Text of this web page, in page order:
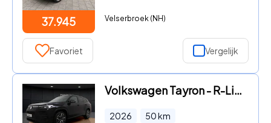
37.945 Velserbroek (NH)
Favoriet Vergelijk
Volkswagen Tayron - R-Line Edition 1.5 eHybrid 150 kW / 204 PK | Pano dak | Harm
2026 50km